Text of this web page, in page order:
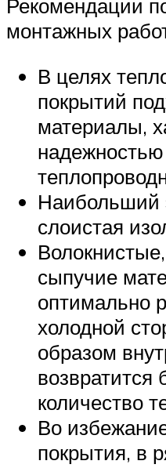
Рекомендации
монтажных
В целях
покрытий
материалы,
Наибольший
слоистая
сыпучие
оптимально
холодной
образом
возвратится
количество
Во
покрытия, в